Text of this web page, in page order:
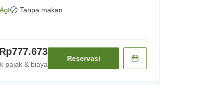
Tanpa makan
Rp777.673
pajak & biaya
Reservasi